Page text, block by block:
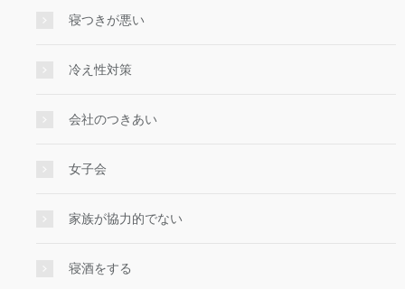
寝つきが悪い
冷え性対策
会社のつきあい
女子会
家族が協力的でない
寝酒をする